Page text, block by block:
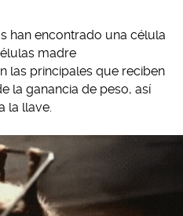
han encontrado una célula
madre
las principales que reciben
la ganancia de peso, así
la llave.